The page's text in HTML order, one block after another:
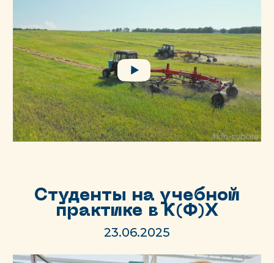
Студенты на учебной
практике в К(Ф)Х
23.06.2025